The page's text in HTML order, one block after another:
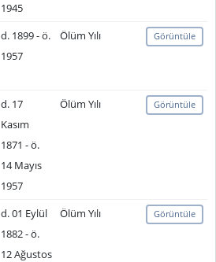
1945
d. 1899 - ö.
1957
Ölüm Yılı Görüntüle
d. 17
Kasım
1871 - ö.
14 Mayıs
1957
Ölüm Yılı Görüntüle
d. 01 Eylül
1882 - ö.
12 Ağustos
Ölüm Yılı Görüntüle